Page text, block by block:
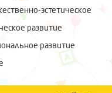
эстетическое
развитие
развитие